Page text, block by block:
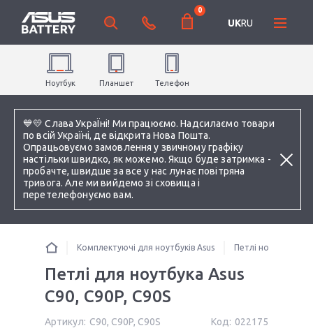
💙💛 Слава УкраЇні! Ми працюємо. Надсилаємо товари
по всій Україні, де відкрита Нова Пошта.
Опрацьовуємо замовлення у звичному графіку
настільки швидко, як можемо. Якщо буде затримка -
пробачте, швидше за все у нас лунає повітряна
тривога. Але ми вийдемо зі сховища і
перетелефонуємо вам.
0
UKRU
Ноутбук Планшет Телефон
Комплектуючі для ноутбуків Asus Петлі ноутбука
Петлі для ноутбука Asus
C90, C90P, C90S
Артикул: C90, C90P, C90S Код: 022175